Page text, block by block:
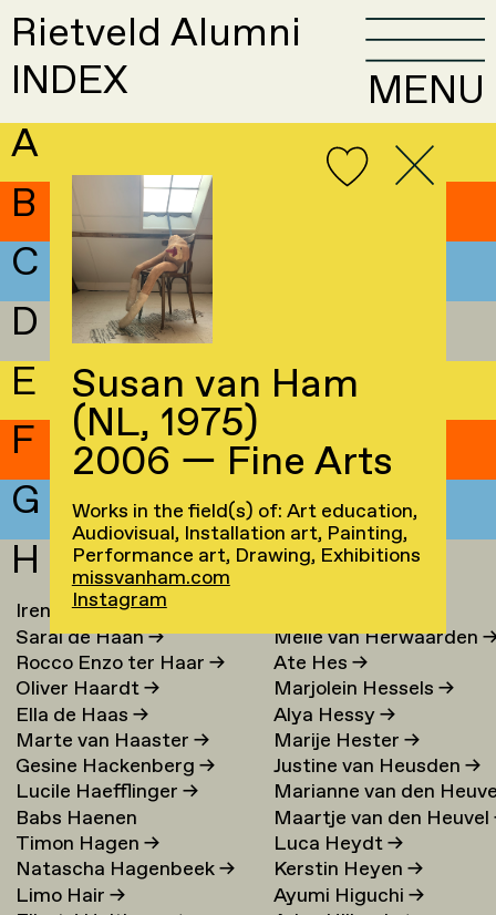
Rietveld Alumni
INDEX
MENU
A
B
C
D
E
F
G
H
Sarai de Haan→
Rocco Enzo ter Haar→
Oliver Haardt→
Ella de Haas→
Marte van Haaster→
Gesine Hackenberg→
Lucile Haefflinger→
Babs Haenen
Timon Hagen→
Natascha Hagenbeek→
Limo Hair→
Melle van Herwaarden
Ate Hes→
Marjolein Hessels→
Alya Hessy→
Marije Hester→
Justine van Heusden→
Marianne van den
→
Maartje van den Heuvel
Luca Heydt→
Kerstin Heyen→
Ayumi Higuchi→
Susan van Ham
(NL, 1975)
2006 — Fine Arts
Works in the field(s) of: Art education,
Audiovisual, Installation art, Painting,
Performance art, Drawing, Exhibitions
missvanham.com
Instagram